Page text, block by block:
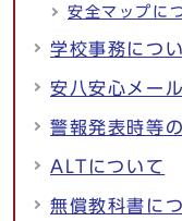
安全マップに
学校事務につ
安八安心メー
警報発表時等
ALTについて
無償教科書に